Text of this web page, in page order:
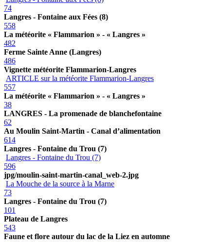
74
Langres - Fontaine aux Fées (8)
558
La météorite « Flammarion » - « Langres »
482
Ferme Sainte Anne (Langres)
486
Vignette météorite Flammarion-Langres
ARTICLE sur la météorite Flammarion-Langres
557
La météorite « Flammarion » - « Langres »
38
LANGRES - La promenade de blanchefontaine
62
Au Moulin Saint-Martin - Canal d’alimentation
614
Langres - Fontaine du Trou (7)
Langres - Fontaine du Trou (7)
596
jpg/moulin-saint-martin-canal_web-2.jpg
La Mouche de la source à la Marne
73
Langres - Fontaine du Trou (7)
101
Plateau de Langres
543
Faune et flore autour du lac de la Liez en automne